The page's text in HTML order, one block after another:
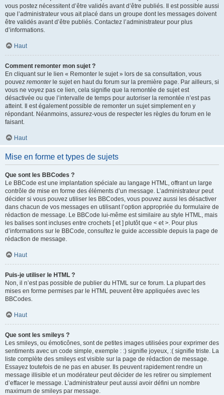
vous postez nécessitent d’être validés avant d’être publiés. Il est possible aussi
que l’administrateur vous ait placé dans un groupe dont les messages doivent
être validés avant d’être publiés. Contactez l’administrateur pour plus
d’informations.
Haut
Comment remonter mon sujet ?
En cliquant sur le lien « Remonter le sujet » lors de sa consultation, vous
pouvez remonterle sujet en haut du forum sur la première page. Par ailleurs, si
vous ne voyez pas ce lien, cela signifie que la remontée de sujet est
désactivée ou que l’intervalle de temps pour autoriser la remontée n’est pas
atteint. Il est également possible de remonter un sujet simplement en y
répondant. Néanmoins, assurez-vous de respecter les règles du forum en le
faisant.
Haut
Mise en forme et types de sujets
Que sont les BBCodes ?
Le BBCode est une implantation spéciale au langage HTML, offrant un large
contrôle de mise en forme des éléments d’un message. L’administrateur peut
décider si vous pouvez utiliser les BBCodes, vous pouvez aussi les désactiver
dans chacun de vos messages en utilisant l’option appropriée du formulaire de
rédaction de message. Le BBCode lui-même est similaire au style HTML, mais
les balises sont incluses entre crochets [ et ] plutôt que < et >. Pour plus
d’informations sur le BBCode, consultez le guide accessible depuis la page de
rédaction de message.
Haut
Puis-je utiliser le HTML ?
Non, il n’est pas possible de publier du HTML sur ce forum. La plupart des
mises en forme permises par le HTML peuvent être appliquées avec les
BBCodes.
Haut
Que sont les smileys ?
Les smileys, ou émoticônes, sont de petites images utilisées pour exprimer des
sentiments avec un code simple, exemple : :) signifie joyeux, :( signifie triste. La
liste complète des smileys est visible sur la page de rédaction de message.
Essayez toutefois de ne pas en abuser. Ils peuvent rapidement rendre un
message illisible et un modérateur peut décider de les retirer ou simplement
d’effacer le message. L’administrateur peut aussi avoir défini un nombre
maximum de smileys par message.